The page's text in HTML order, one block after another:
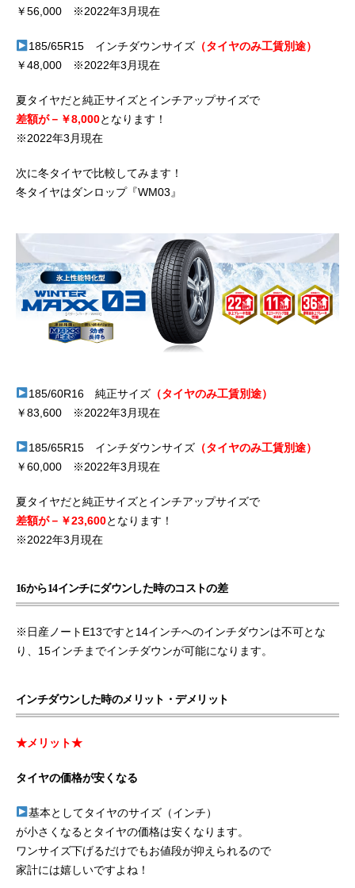
￥56,000 ※2022年3月現在
185/65R15 インチダウンサイズ （タイヤのみ工賃別途）
￥48,000 ※2022年3月現在
夏タイヤだと純正サイズとインチアップサイズで
差額が－￥8,000となります！
※2022年3月現在
次に冬タイヤで比較してみます！
冬タイヤはダンロップ『WM03』
185/60R16 純正サイズ （タイヤのみ工賃別途）
￥83,600 ※2022年3月現在
185/65R15 インチダウンサイズ （タイヤのみ工賃別途）
￥60,000 ※2022年3月現在
夏タイヤだと純正サイズとインチアップサイズで
差額が－￥23,600となります！
※2022年3月現在
16から14インチにダウンした時のコストの差
※日産ノートE13ですと14インチへのインチダウンは不可とな
り、15インチまでインチダウンが可能になります。
インチダウンした時のメリット・デメリット
★メリット★
タイヤの価格が安くなる
基本としてタイヤのサイズ（インチ）
が小さくなるとタイヤの価格は安くなります。
ワンサイズ下げるだけでもお値段が抑えられるので
家計には嬉しいですよね！